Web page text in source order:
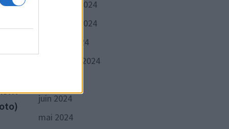
de
suivante :
décembre 2024
novembre 2024
octobre 2024
septembre 2024
juin 2024
mai 2024